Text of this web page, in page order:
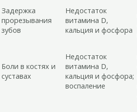
Задержка
прорезывания
зубов
Недостаток
витамина D,
кальция и фосфора
Боли в костях и
суставах
Недостаток
витамина D,
кальция и фосфора;
воспаление